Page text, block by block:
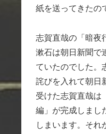
紙を送ってきたの
志賀直哉の「暗夜
漱石は朝日新聞で
ていたのでした。
詫びを入れて朝日
受けた志賀直哉は
編」が完成しまし
しまいます。それ